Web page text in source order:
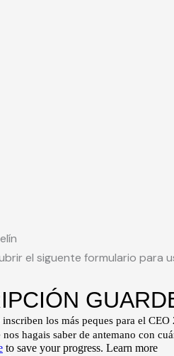
el siguente formulario para